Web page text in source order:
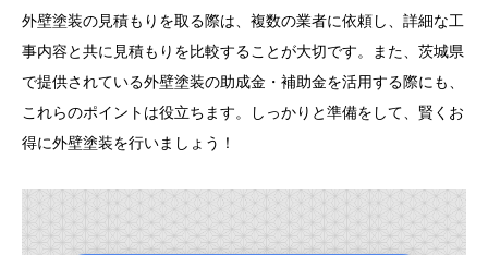
外壁塗装の見積もりを取る際は、複数の業者に依頼し、詳細な工
事内容と共に見積もりを比較することが大切です。また、茨城県
で提供されている外壁塗装の助成金・補助金を活用する際にも、
これらのポイントは役立ちます。しっかりと準備をして、賢くお
得に外壁塗装を行いましょう！